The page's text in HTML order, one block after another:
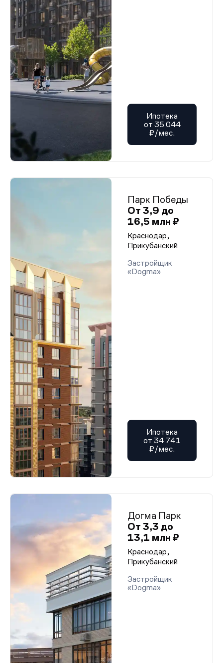
Ипотека
от 35 044
₽/мес.
Парк Победы
От 3,9 до
16,5 млн ₽
Краснодар,
Прикубанский
Застройщик
«Dogma»
Ипотека
от 34 741
₽/мес.
Догма Парк
От 3,3 до
13,1 млн ₽
Краснодар,
Прикубанский
Застройщик
«Dogma»